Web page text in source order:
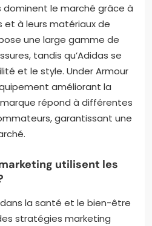
le marché grâce à
et à leurs matériaux de
une large gamme de
tandis qu’Adidas se
et le style. Under Armour
améliorant la
répond à différentes
garantissant une
utilisent les
la santé et le bien-être
stratégies marketing